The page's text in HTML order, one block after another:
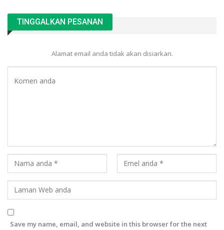
TINGGALKAN PESANAN
Alamat email anda tidak akan disiarkan.
Save my name, email, and website in this browser for the next